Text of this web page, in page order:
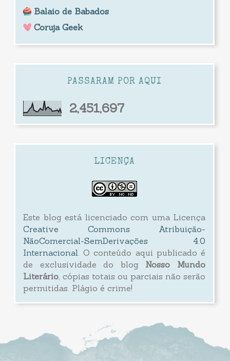
Balaio de Babados
Coruja Geek
PASSARAM POR AQUI
2,451,697
LICENÇA
Este blog está licenciado com uma Licença
Creative Commons Atribuição-
NãoComercial-SemDerivações 4.0
Internacional. O conteúdo aqui publicado é
de exclusividade do blog Nosso Mundo
Literário, cópias totais ou parciais não serão
permitidas. Plágio é crime!